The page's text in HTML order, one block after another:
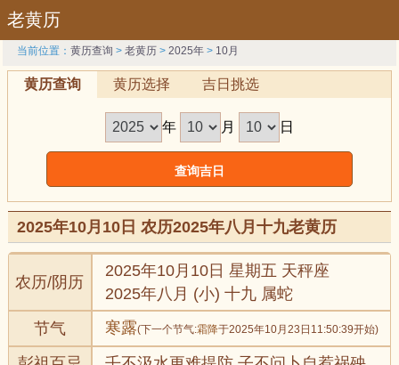
老黄历
当前位置：黄历查询 >老黄历 >2025年 > 10月
黄历查询 黄历选择 吉日挑选
年 月 日
2025年10月10日 农历2025年八月十九老黄历
农历/阴历
2025年10月10日 星期五 天秤座
2025年八月 (小) 十九 属蛇
节气
寒露(下一个节气:霜降于2025年10月23日11:50:39开始)